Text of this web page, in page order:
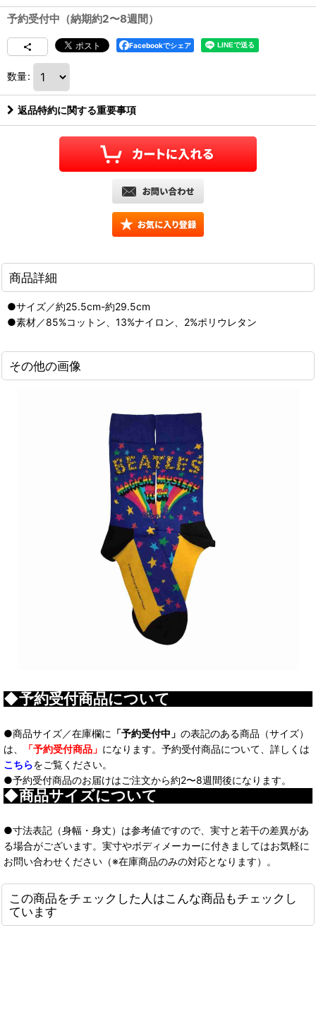
予約受付中（納期約2〜8週間）
Facebookでシェア
数量:
返品特約に関する重要事項
商品詳細
●サイズ／約25.5cm-約29.5cm
●素材／85%コットン、13%ナイロン、2%ポリウレタン
その他の画像
◆予約受付商品について
●商品サイズ／在庫欄に 「予約受付中」 の表記のある商品（サイズ）
は、
「予約受付商品」 になります。予約受付商品について、詳しくは
こちらをご覧ください。
●予約受付商品のお届けはご注文から約2〜8週間後になります。
◆商品サイズについて
●寸法表記（身幅・身丈）は参考値ですので、実寸と若干の差異があ
る場合がございます。実寸やボディメーカーに付きましてはお気軽に
お問い合わせください（※在庫商品のみの対応となります）。
この商品をチェックした人はこんな商品もチェックし
ています